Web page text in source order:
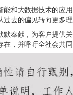
和大数据技术的
去的偏见转向更多
奉献，为客户提
，并呼吁全社会共